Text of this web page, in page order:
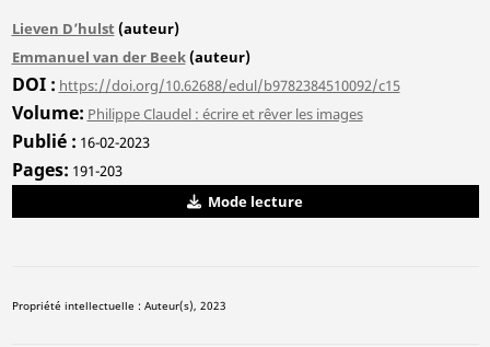
Lieven D’hulst (auteur)
Emmanuel van der Beek(auteur)
DOI https://doi.org/10.62688/edul/b9782384510092/c15
Volume Philippe Claudel : écrire et rêver les images
Publié 16-02-2023
Pages 191-203
Mode lecture
Propriété intellectuelle : Auteur(s), 2023